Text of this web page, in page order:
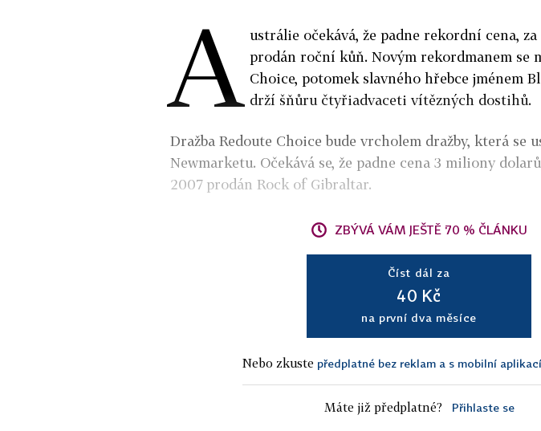
A ustrálie očekává, že padne rekordní cena,
prodán roční kůň. Novým rekordmanem se
Choice, potomek slavného hřebce jménem
drží šňůru čtyřiadvaceti vítězných dostihů.
Dražba Redoute Choice bude vrcholem dražby, která se
Newmarketu. Očekává se, že padne cena 3 miliony
2007 prodán Rock of Gibraltar.
ZBÝVÁ VÁM JEŠTĚ 70 % ČLÁNKU
Číst dál za
40 Kč
na první dva měsíce
Nebo zkuste předplatné bez reklam a s mobilní aplikací
Máte již předplatné? Přihlaste se